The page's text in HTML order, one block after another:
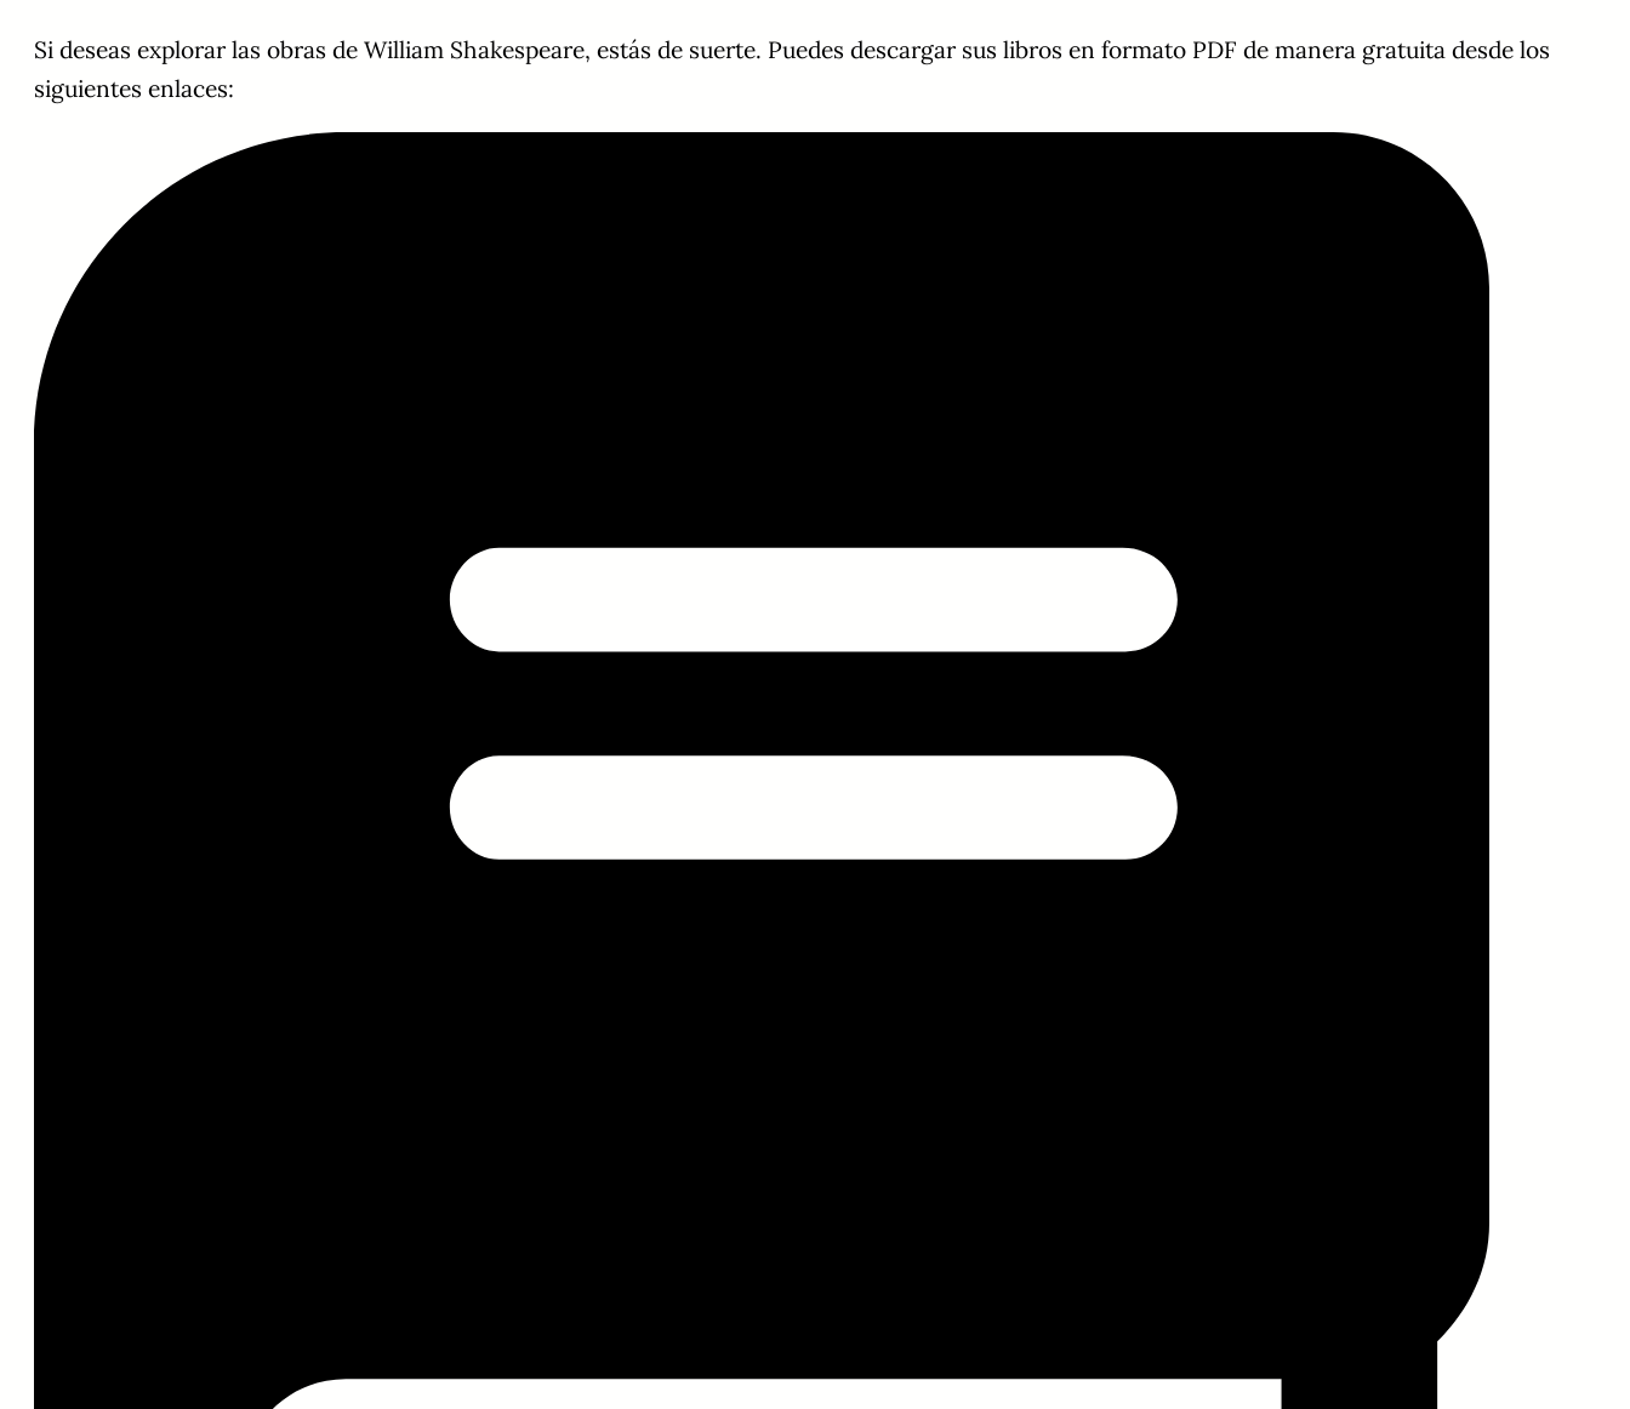
Si deseas explorar las obras de William Shakespeare, estás de suerte. Puedes descargar sus libros en formato PDF de manera gratuita desde los
siguientes enlaces: